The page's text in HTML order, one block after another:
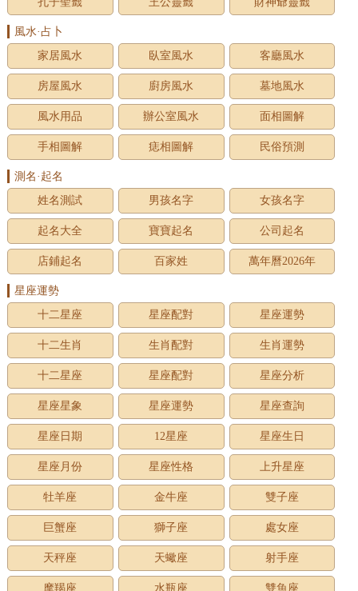
風水·占卜
家居風水
臥室風水 客廳風水
房屋風水 廚房風水 墓地風水
風水用品 辦公室風水 面相圖解
手相圖解 痣相圖解 民俗預測
測名·起名
姓名測試
男孩名字 女孩名字
起名大全 寶寶起名 公司起名
店鋪起名 百家姓 萬年曆2026年
星座運勢
十二星座
星座配對 星座運勢
十二生肖 生肖配對 生肖運勢
十二星座 星座配對 星座分析
星座星象 星座運勢 星座查詢
星座日期 12星座 星座生日
星座月份 星座性格 上升星座
牡羊座 金牛座 雙子座
巨蟹座 獅子座 處女座
天秤座 天蠍座 射手座
摩羯座 水瓶座 雙魚座